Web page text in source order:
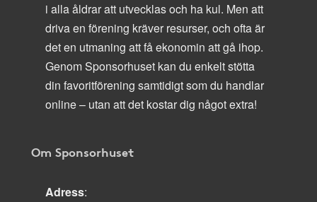
i alla åldrar att utvecklas och ha kul. Men att
driva en förening kräver resurser, och ofta är
det en utmaning att få ekonomin att gå ihop.
Genom Sponsorhuset kan du enkelt stötta
din favoritförening samtidigt som du handlar
online – utan att det kostar dig något extra!
Om Sponsorhuset
Adress: